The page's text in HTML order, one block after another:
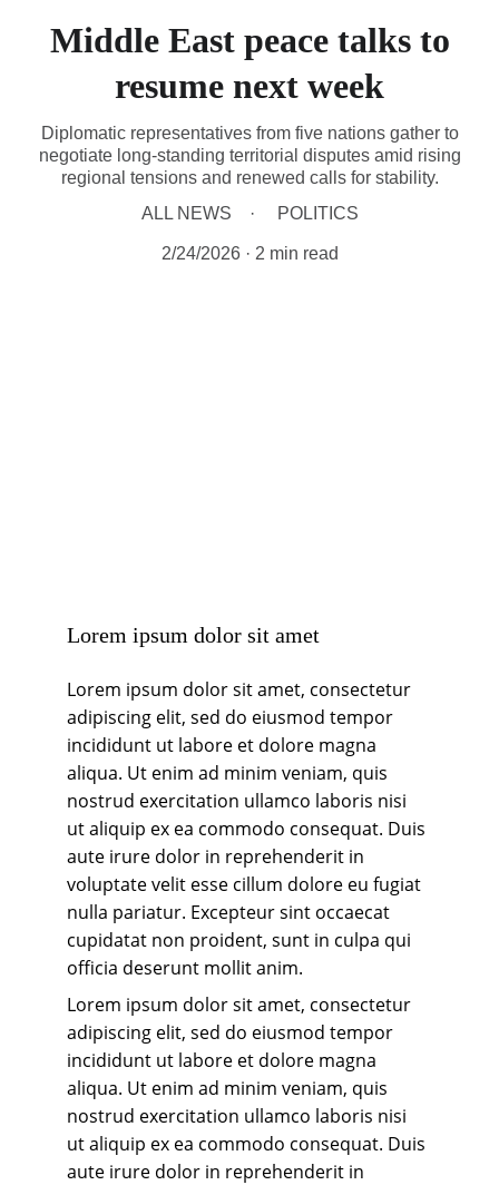
Middle East peace talks to
resume next week
Diplomatic representatives from five nations gather to
negotiate long-standing territorial disputes amid rising
regional tensions and renewed calls for stability.
ALL NEWS
POLITICS
2/24/2026 2 min read
Lorem ipsum dolor sit amet
Lorem ipsum dolor sit amet, consectetur
adipiscing elit, sed do eiusmod tempor
incididunt ut labore et dolore magna
aliqua. Ut enim ad minim veniam, quis
nostrud exercitation ullamco laboris nisi
ut aliquip ex ea commodo consequat. Duis
aute irure dolor in reprehenderit in
voluptate velit esse cillum dolore eu fugiat
nulla pariatur. Excepteur sint occaecat
cupidatat non proident, sunt in culpa qui
officia deserunt mollit anim.
Lorem ipsum dolor sit amet, consectetur
adipiscing elit, sed do eiusmod tempor
incididunt ut labore et dolore magna
aliqua. Ut enim ad minim veniam, quis
nostrud exercitation ullamco laboris nisi
ut aliquip ex ea commodo consequat. Duis
aute irure dolor in reprehenderit in